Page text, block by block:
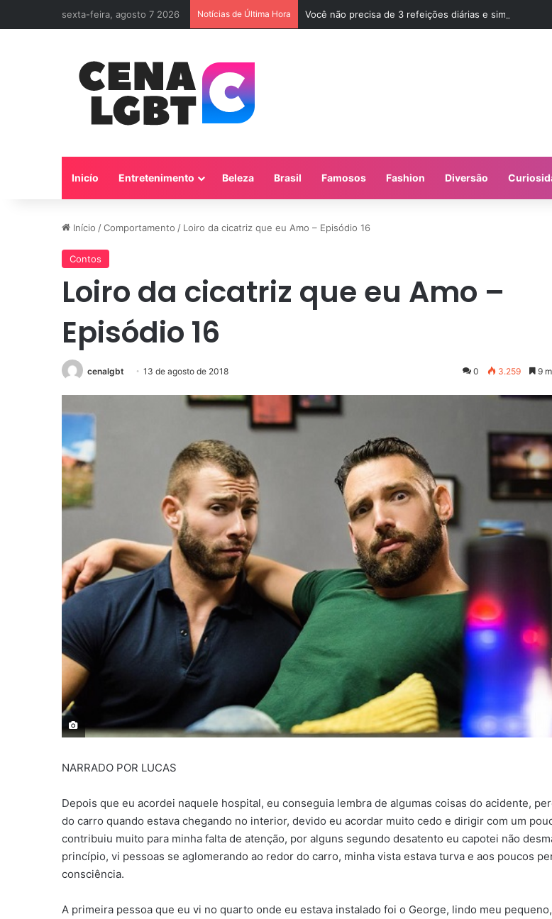
sexta-feira, agosto 7 2026 Notícias de Última Hora Você não precisa de 3 refeições diárias e sim de Jejum
Inicío Entretenimento Beleza Brasil Famosos Fashion Diversão
Início /Comportamento / Loiro da cicatriz que eu Amo – Episódio 16
Contos
Loiro da cicatriz que eu Amo –
Episódio 16
cenalgbt 13 de agosto de 2018 0 3.259 9
NARRADO POR LUCAS
Depois que eu acordei naquele hospital, eu conseguia lembra de algumas coisas do acidente,
do carro quando estava chegando no interior, devido eu acordar muito cedo e dirigir com um
contribuiu muito para minha falta de atenção, por alguns segundo desatento eu capotei não
princípio, vi pessoas se aglomerando ao redor do carro, minha vista estava turva e aos poucos
consciência.
A primeira pessoa que eu vi no quarto onde eu estava instalado foi o George, lindo meu